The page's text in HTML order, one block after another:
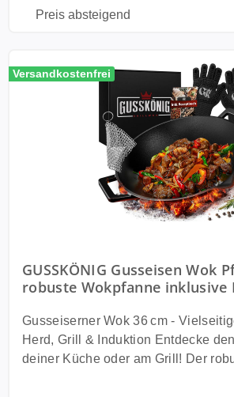
Versandkostenfrei
GUSSKÖNIG Gusseisen Wok
robuste Wokpfanne inklusive
Gusseiserner Wok 36 cm -
Herd, Grill & Induktion Entdecke den Alleskönner in
deiner Küche oder am Grill! Der